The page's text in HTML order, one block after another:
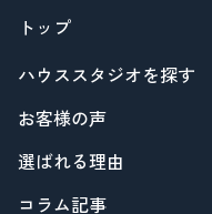
トップ
ハウススタジオを探す
お客様の声
選ばれる理由
コラム記事